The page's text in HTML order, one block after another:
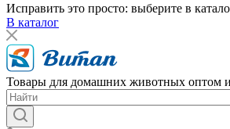
Исправить это просто: выберите в
В каталог
Товары для домашних животных оптом